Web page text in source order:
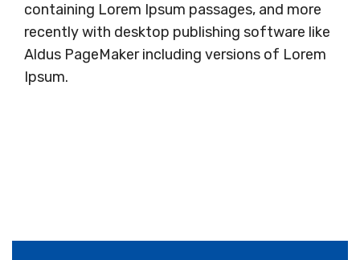
containing Lorem Ipsum passages, and more
recently with desktop publishing software like
Aldus PageMaker including versions of Lorem
Ipsum.